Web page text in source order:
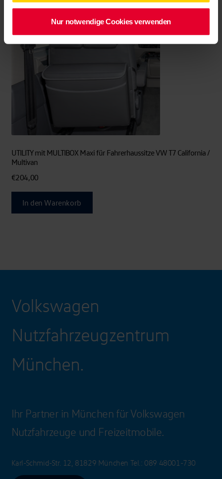
Nur notwendige Cookies verwenden
UTILITY mit MULTIBOX Maxi für Fahrerhaussitze VW T7 California /
Multivan
€204,00
In den Warenkorb
Volkswagen
Nutzfahrzeugzentrum
München.
Ihr Partner in München für Volkswagen
Nutzfahrzeuge und Freizeitmobile.
Karl-Schmid-Str. 12, 81829 München Tel.: 089 48001-730